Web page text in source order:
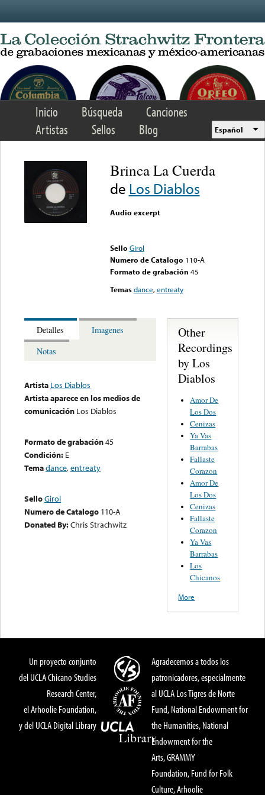
Inicio Búsqueda
Canciones
Artistas
Sellos Blog Español
Brinca La Cuerda
de Los Diablos
Audio excerpt
Sello Girol
Numero de Catalogo 110-A
Formato de grabación 45
Temas dance,entreaty
Detalles
Imagenes
Notas
Artista Los Diablos
Artista aparece en los medios de
comunicación Los Diablos
Formato de grabación45
Condición: E
Temadance,entreaty
SelloGirol
Numero de Catalogo 110-A
Donated By:Chris Strachwitz
Other
Recordings
by Los
Diablos
Amor De
Los Dos
Cenizas
Ya Vas
Barrabas
Fallaste
Corazon
Amor De
Los Dos
Cenizas
Fallaste
Corazon
Ya Vas
Barrabas
Los
Chicanos
More
Un proyecto conjunto
del UCLA Chicano Studies
Research Center,
el Arhoolie Foundation,
y del UCLA Digital Library
Agradecemos a todos los
patronicadores, especialmente
al UCLA Los Tigres de Norte
Fund, National Endowment for
the Humanities, National
Endowment for the
Arts, GRAMMY
Foundation, Fund for Folk
Culture, Arhoolie